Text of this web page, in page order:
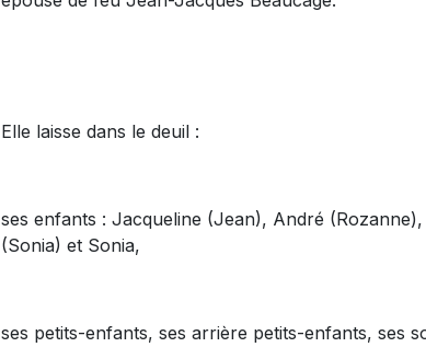
Elle laisse dans le deuil :
ses enfants : Jacqueline (Jean), André
(Sonia) et Sonia,
ses petits-enfants, ses arrière petits-enfants, ses